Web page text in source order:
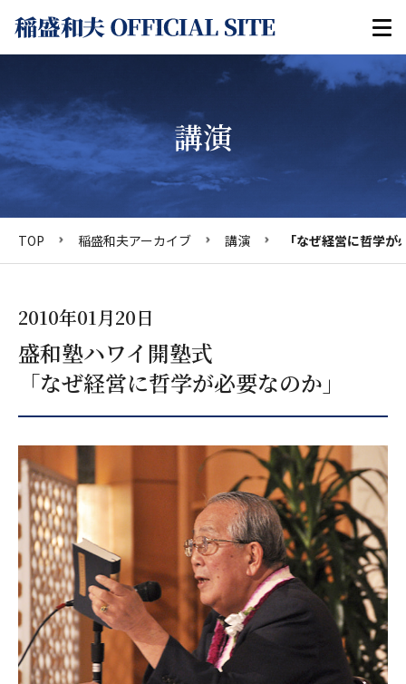
講演
TOP 稲盛和夫アーカイブ 講演 「なぜ経営に哲学が
2010年01月20日
盛和塾ハワイ開塾式
「なぜ経営に哲学が必要なのか」